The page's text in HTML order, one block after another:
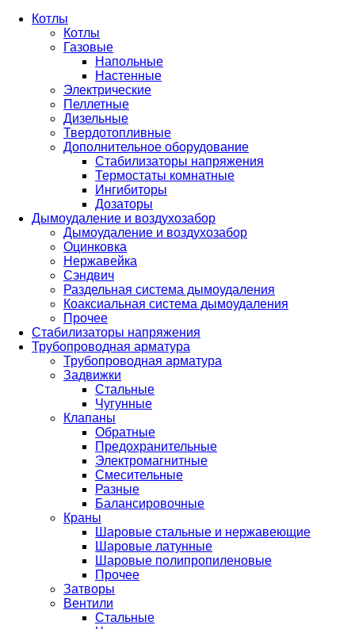
Котлы
Котлы
Газовые
Напольные
Настенные
Электрические
Пеллетные
Дизельные
Твердотопливные
Дополнительное оборудование
Стабилизаторы напряжения
Термостаты комнатные
Ингибиторы
Дозаторы
Дымоудаление и воздухозабор
Дымоудаление и воздухозабор
Оцинковка
Нержавейка
Сэндвич
Раздельная система дымоудаления
Коаксиальная система дымоудаления
Прочее
Стабилизаторы напряжения
Трубопроводная арматура
Трубопроводная арматура
Задвижки
Стальные
Чугунные
Клапаны
Обратные
Предохранительные
Электромагнитные
Смесительные
Разные
Балансировочные
Краны
Шаровые стальные и нержавеющие
Шаровые латунные
Шаровые полипропиленовые
Прочее
Затворы
Вентили
Стальные